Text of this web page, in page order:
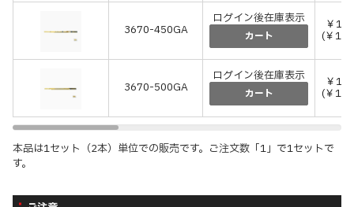
3670-450GA
ログイン後在庫表示
カート
￥
(￥
3670-500GA
ログイン後在庫表示
カート
￥
(￥
本品は1セット（2本）単位での販売です。ご注文数「1」で1セットで
す。